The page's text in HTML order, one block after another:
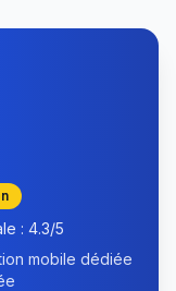
: 4.3/5
mobile dédiée